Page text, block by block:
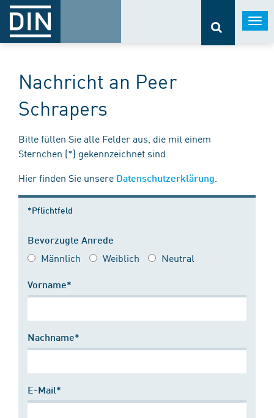
Nachricht an Peer
Schrapers
Bitte füllen Sie alle Felder aus, die mit einem
Sternchen (*) gekennzeichnet sind.
Hier finden Sie unsere Datenschutzerklärung
*Pflichtfeld
Bevorzugte Anrede
Männlich Weiblich Neutral
Vorname*
Nachname*
E-Mail*